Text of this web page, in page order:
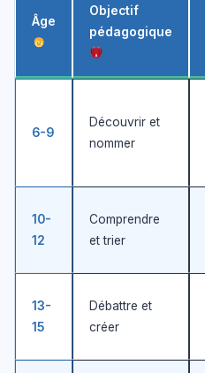
Âge
Objectif
pédagogique
6-9
Découvrir et
nommer
10-
12
Comprendre
et trier
13-
15
Débattre et
créer